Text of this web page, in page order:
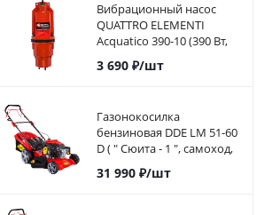
Вибрационный насос
QUATTRO ELEMENTI
Acquatico 390-10 (390 Вт,
1560 л/ч, для чистой, 80м,
кабель10 м,
3 690₽/шт
Газонокосилка
бензиновая DDE LM 51-60
D ( " Сюита - 1 ", самоход,
51cм, DDE 173 куб.см.,
6л.с, 60л)
31 990₽/шт